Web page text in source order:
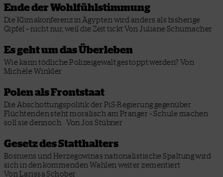
Ende der Wohlfühlstimmung
Die Klimakonferenz in Ägypten wird anders als bisherige
Gipfel – nicht nur, weil die Zeit tickt Von Juliane Schumacher
Es geht um das Überleben
Wie kann tödliche Polizeigewalt gestoppt werden? Von
Michèle Winkler
Polen als Frontstaat
Die Abschottungspolitik der PiS-Regierung gegenüber
Flüchtenden steht moralisch am Pranger – Schule machen
soll sie dennoch
Von Jos Stübner
Gesetz des Statthalters
Bosniens und Herzegowinas nationalistische Spaltung wird
sich in den kommenden Wahlen weiter zementiert
Von Larissa Schober